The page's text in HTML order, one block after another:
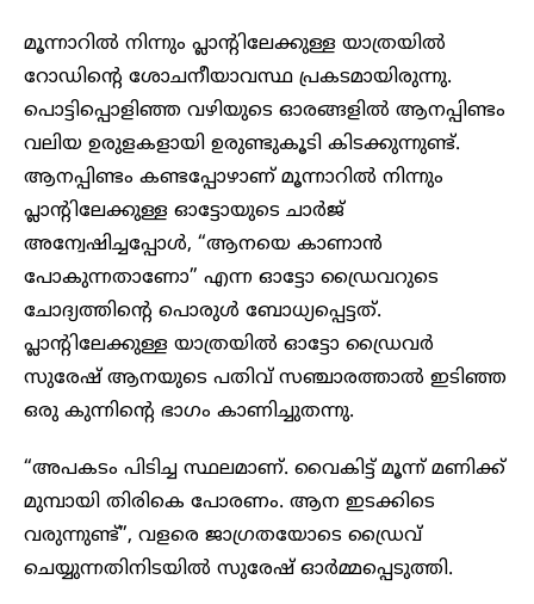
മൂന്നാറിൽ നിന്നും പ്ലാന്റിലേക്കുള്ള യാത്രയിൽ
റോഡിന്റെ ശോചനീയാവസ്ഥ പ്രകടമായിരുന്നു.
പൊട്ടിപ്പൊളിഞ്ഞ വഴിയുടെ ഓരങ്ങളിൽ ആനപ്പിണ്ടം
വലിയ ഉരുളകളായി ഉരുണ്ടുകൂടി കിടക്കുന്നുണ്ട്.
ആനപ്പിണ്ടം കണ്ടപ്പോഴാണ് മൂന്നാറിൽ നിന്നും
പ്ലാന്റിലേക്കുള്ള ഓട്ടോയുടെ ചാർജ്
അന്വേഷിച്ചപ്പോൾ, “ആനയെ കാണാൻ
പോകുന്നതാണോ” എന്ന ഓട്ടോ ഡ്രൈവറുടെ
ചോദ്യത്തിന്റെ പൊരുൾ ബോധ്യപ്പെട്ടത്.
പ്ലാന്റിലേക്കുള്ള യാത്രയിൽ ഓട്ടോ ഡ്രൈവർ
സുരേഷ് ആനയുടെ പതിവ് സഞ്ചാരത്താൽ ഇടിഞ്ഞ
ഒരു കുന്നിന്റെ ഭാഗം കാണിച്ചുതന്നു.
“അപകടം പിടിച്ച സ്ഥലമാണ്. വൈകിട്ട് മൂന്ന് മണിക്ക്
മുമ്പായി തിരികെ പോരണം. ആന ഇടക്കിടെ
വരുന്നുണ്ട്”, വളരെ ജാഗ്രതയോടെ ഡ്രൈവ്
ചെയ്യുന്നതിനിടയിൽ സുരേഷ് ഓർമ്മപ്പെടുത്തി.